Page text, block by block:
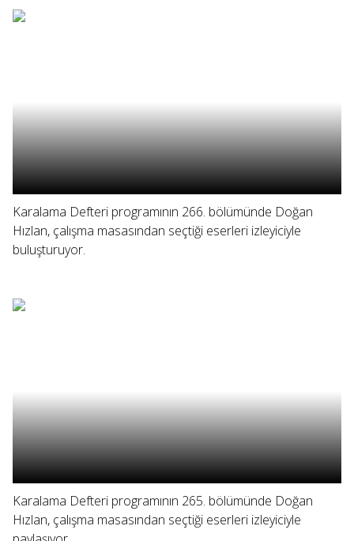
Karalama Defteri programının 266. bölümünde Doğan
Hızlan, çalışma masasından seçtiği eserleri izleyiciyle
buluşturuyor.
Karalama Defteri programının 265. bölümünde Doğan
Hızlan, çalışma masasından seçtiği eserleri izleyiciyle